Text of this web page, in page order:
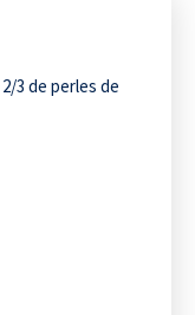
3 de perles de